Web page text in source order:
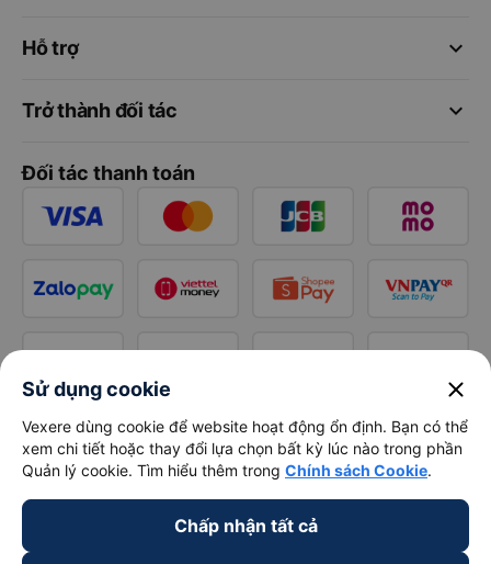
keyboard_arrow_down
Hỗ trợ
keyboard_arrow_down
Trở thành đối tác
Đối tác thanh toán
Sử dụng cookie close
Vexere dùng cookie để website hoạt động ổn định. Bạn có thể
xem chi tiết hoặc thay đổi lựa chọn bất kỳ lúc nào trong phần
Quản lý cookie. Tìm hiểu thêm trong Chính sách Cookie.
Chấp nhận tất cả